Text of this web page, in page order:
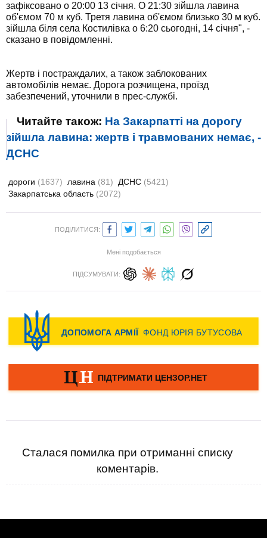
зафіксовано о 20:00 13 січня. О 21:30 зійшла лавина
об'ємом 70 м куб. Третя лавина об'ємом близько 30 м куб.
зійшла біля села Костилівка о 6:20 сьогодні, 14 січня", -
сказано в повідомленні.
Жертв і постраждалих, а також заблокованих
автомобілів немає. Дорога розчищена, проїзд
забезпечений, уточнили в прес-службі.
Читайте також: На Закарпатті на дорогу
зійшла лавина: жертв і травмованих немає, -
ДСНС
дороги (1637) лавина (81) ДСНС (5421)
Закарпатська область (2072)
ПОДІЛИТИСЯ:
Мені подобається
ПІДСУМУВАТИ:
Сталася помилка при отриманні списку
коментарів.